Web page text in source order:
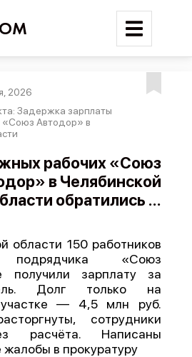
Войти
Новости
событий
Отчеты
публикацию
Справочник
API
О проекте
2026
Задержка зарплаты
Автодор» в
рабочих «Союз
в Челябинской
обратились ...
области 150 работников
подрядчика «Союз
получили зарплату за
Долг только на
— 4,5 млн руб.
сотрудники
расчёта. Написаны
жалобы в прокуратуру